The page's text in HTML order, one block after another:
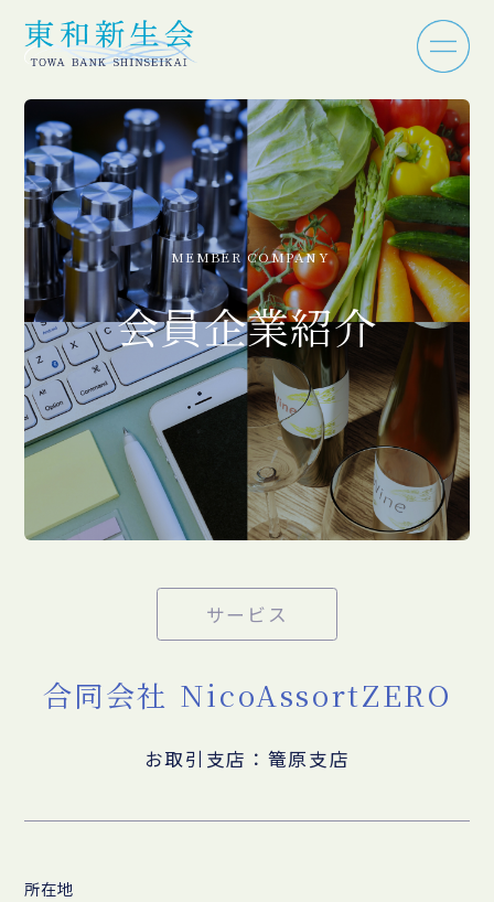
MEMBER COMPANY
会員企業紹介
サービス
合同会社 NicoAssortZERO
お取引支店：篭原支店
所在地